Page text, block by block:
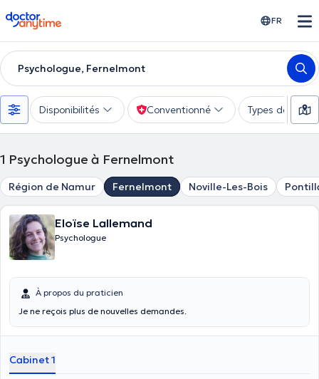
doctoranytime FR
Psychologue, Fernelmont
Disponibilités Conventionné Types de
1 Psychologue à Fernelmont
Région de Namur Fernelmont Noville-Les-Bois
Eloïse Lallemand
Psychologue
À propos du praticien
Je ne reçois plus de nouvelles demandes.
Cabinet 1